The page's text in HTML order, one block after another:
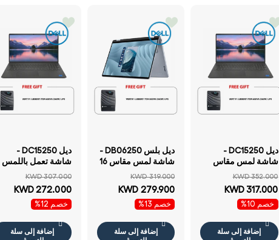
ديل DC15250 -
شاشة لمس مقاس
عشوائي سعة 32
جيجابايت سعة تخزين
NVMe م.2) / نظام
التشغيل ويندوز 11 هوم
KWD 352.000
KWD 317.000
خصم 10%
إضافة إلى سلة
ديل بلس DB06250 -
شاشة لمس مقاس 16
جيجابايت 1 تيرابايت
ضمان سنة لابتوب
KWD 319.000
KWD 279.900
خصم 13%
إضافة إلى سلة
ديل DC15250 -
شاشة تعمل باللمس
مقاس 15.6 بوصة
جيجابايت سعة 1
تيرابايت إس إس دي
التشغيل
ضمان سنة لابتوب
KWD 307.000
KWD 272.000
خصم 12%
إضافة إلى سلة